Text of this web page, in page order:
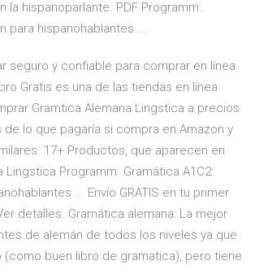
la hispanoparlante. PDF Programm.
para hispanohablantes ...
seguro y confiable para comprar en línea
Gratis es una de las tiendas en línea
Gramtica Alemana Lingstica a precios
de lo que pagaría si compra en Amazon y
17+ Productos, que aparecen en
Lingstica Programm. Gramática A1C2:
... Envío GRATIS en tu primer
detalles. Gramática alemana: La mejor
de alemán de todos los niveles ya que
(como buen libro de gramatica), pero tiene